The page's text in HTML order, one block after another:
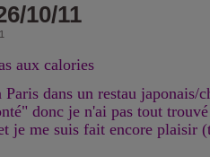
10/11
aux calories
dans un restau japonais/
donc je n'ai pas tout
je me suis fait encore plaisir